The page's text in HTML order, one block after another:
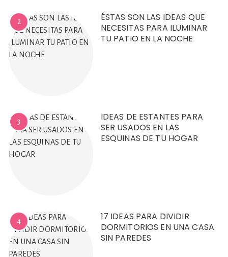
2
ÉSTAS SON LAS IDEAS QUE
NECESITAS PARA ILUMINAR
TU PATIO EN LA NOCHE
3
IDEAS DE ESTANTES PARA
SER USADOS EN LAS
ESQUINAS DE TU HOGAR
4
17 IDEAS PARA DIVIDIR
DORMITORIOS EN UNA CASA
SIN PAREDES